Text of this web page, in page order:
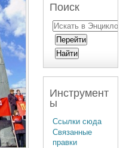
Поиск
Инструмент
ы
Ссылки сюда
Связанные
правки